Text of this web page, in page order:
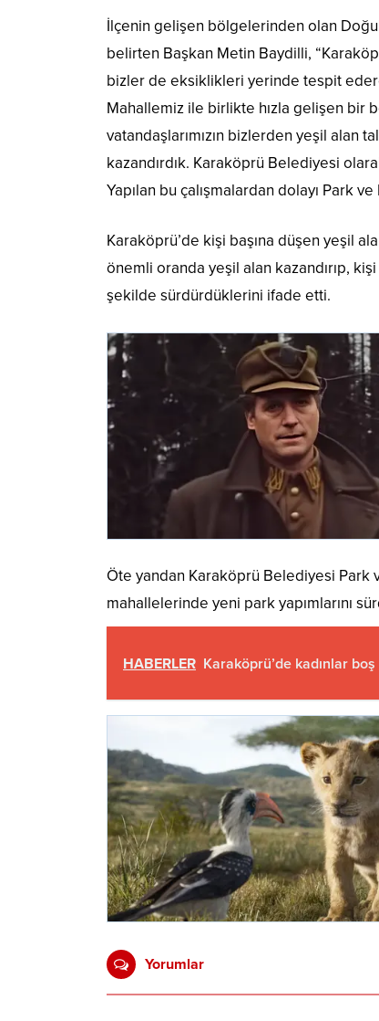
İlçenin gelişen bölgelerinden olan
belirten Başkan Metin Baydilli,
bizler de eksiklikleri yerinde tespit
Mahallemiz ile birlikte hızla gelişen bir
vatandaşlarımızın bizlerden yeşil alan
kazandırdık. Karaköprü Belediyesi
Yapılan bu çalışmalardan dolayı Park
Karaköprü’de kişi başına düşen yeşil
önemli oranda yeşil alan kazandırıp,
şekilde sürdürdüklerini ifade etti.
Öte yandan Karaköprü Belediyesi
mahallelerinde yeni park yapımlarını
HABERLER Karaköprü’de kadınlar
Yorumlar